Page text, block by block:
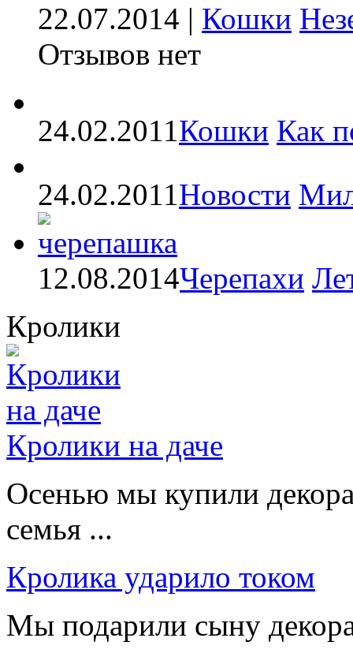
22.07.2014 | Кошки
Отзывов нет
24.02.2011Кошки Как
24.02.2011Новости
12.08.2014Черепахи
Кролики
Кролики на даче
Осенью мы купили
семья ...
Кролика ударило током
Мы подарили сыну